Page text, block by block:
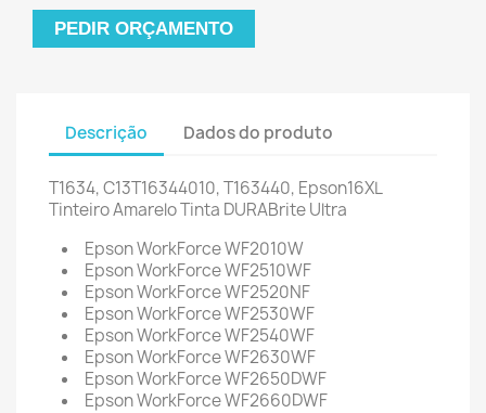
PEDIR ORÇAMENTO
Descrição Dados do produto
T1634, C13T16344010, T163440, Epson16XL
Tinteiro Amarelo Tinta DURABrite Ultra
Epson WorkForce WF2010W
Epson WorkForce WF2510WF
Epson WorkForce WF2520NF
Epson WorkForce WF2530WF
Epson WorkForce WF2540WF
Epson WorkForce WF2630WF
Epson WorkForce WF2650DWF
Epson WorkForce WF2660DWF